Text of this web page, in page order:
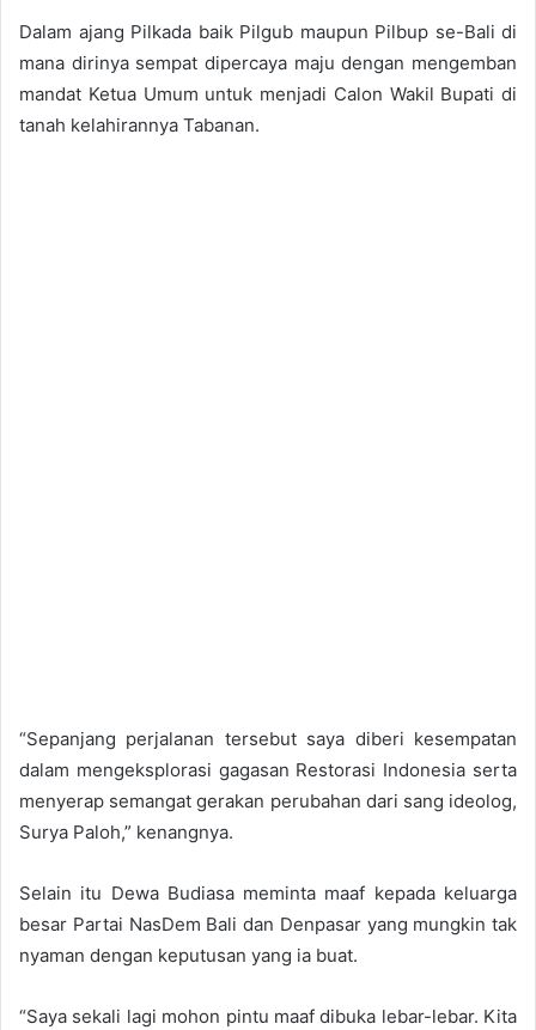
Dalam ajang Pilkada baik Pilgub maupun Pilbup se-Bali di
mana dirinya sempat dipercaya maju dengan mengemban
mandat Ketua Umum untuk menjadi Calon Wakil Bupati di
tanah kelahirannya Tabanan.
“Sepanjang perjalanan tersebut saya diberi kesempatan
dalam mengeksplorasi gagasan Restorasi Indonesia serta
menyerap semangat gerakan perubahan dari sang ideolog,
Surya Paloh,” kenangnya.
Selain itu Dewa Budiasa meminta maaf kepada keluarga
besar Partai NasDem Bali dan Denpasar yang mungkin tak
nyaman dengan keputusan yang ia buat.
“Saya sekali lagi mohon pintu maaf dibuka lebar-lebar. Kita